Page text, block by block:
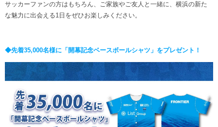
サッカーファンの方はもちろん、ご家族やご友人と一緒に、横浜の新た
な魅力に出会える1日をぜひお楽しみください。
◆先着35,000名様に「開幕記念ベースボールシャツ」をプレゼント！